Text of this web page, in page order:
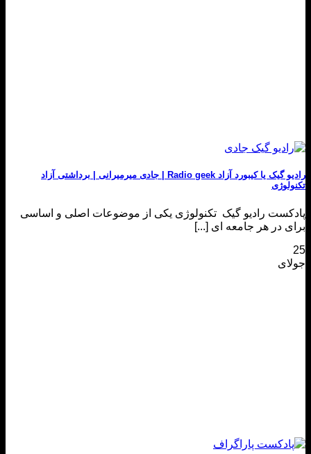
رادیو گیک یا کیبورد آزاد Radio geek | جادی میرمیرانی | برداشتی آزاد
تکنولوژی
پادکست رادیو گیک تکنولوژی یکی از موضوعات اصلی و اساسی
برای در هر جامعه ای [...]
25
جولای